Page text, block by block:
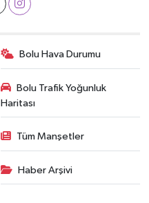
Bolu Hava Durumu
Bolu Trafik Yoğunluk
Haritası
Tüm Manşetler
Haber Arşivi